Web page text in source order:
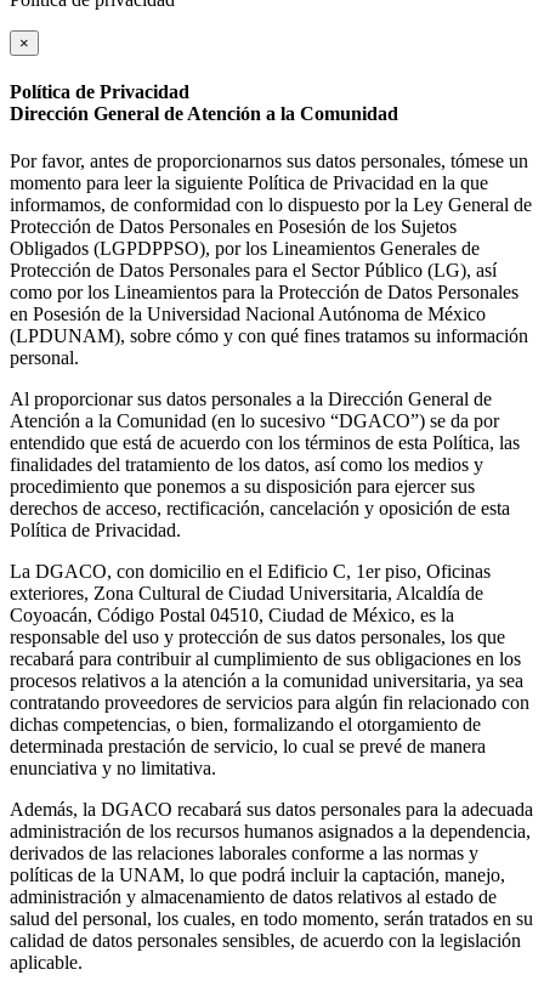
×
Política de Privacidad
Dirección General de Atención a la Comunidad
Por favor, antes de proporcionarnos sus datos personales, tómese un
momento para leer la siguiente Política de Privacidad en la que
informamos, de conformidad con lo dispuesto por la Ley General de
Protección de Datos Personales en Posesión de los Sujetos
Obligados (LGPDPPSO), por los Lineamientos Generales de
Protección de Datos Personales para el Sector Público (LG), así
como por los Lineamientos para la Protección de Datos Personales
en Posesión de la Universidad Nacional Autónoma de México
(LPDUNAM), sobre cómo y con qué fines tratamos su información
personal.
Al proporcionar sus datos personales a la Dirección General de
Atención a la Comunidad (en lo sucesivo “DGACO”) se da por
entendido que está de acuerdo con los términos de esta Política, las
finalidades del tratamiento de los datos, así como los medios y
procedimiento que ponemos a su disposición para ejercer sus
derechos de acceso, rectificación, cancelación y oposición de esta
Política de Privacidad.
La DGACO, con domicilio en el Edificio C, 1er piso, Oficinas
exteriores, Zona Cultural de Ciudad Universitaria, Alcaldía de
Coyoacán, Código Postal 04510, Ciudad de México, es la
responsable del uso y protección de sus datos personales, los que
recabará para contribuir al cumplimiento de sus obligaciones en los
procesos relativos a la atención a la comunidad universitaria, ya sea
contratando proveedores de servicios para algún fin relacionado con
dichas competencias, o bien, formalizando el otorgamiento de
determinada prestación de servicio, lo cual se prevé de manera
enunciativa y no limitativa.
Además, la DGACO recabará sus datos personales para la adecuada
administración de los recursos humanos asignados a la dependencia,
derivados de las relaciones laborales conforme a las normas y
políticas de la UNAM, lo que podrá incluir la captación, manejo,
administración y almacenamiento de datos relativos al estado de
salud del personal, los cuales, en todo momento, serán tratados en su
calidad de datos personales sensibles, de acuerdo con la legislación
aplicable.